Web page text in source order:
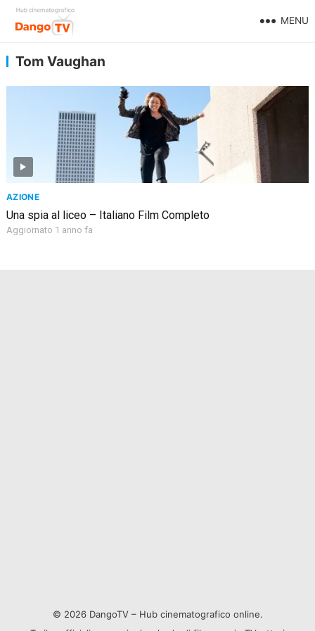
MENU
Tom Vaughan
AZIONE
Una spia al liceo – Italiano Film Completo
Aggiornato 1 anno fa
© 2026 DangoTV – Hub cinematografico online.